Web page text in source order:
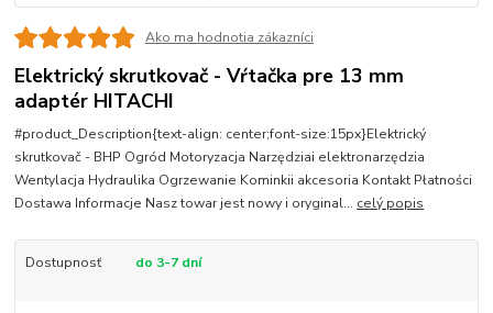
Ako ma hodnotia zákazníci
Elektrický skrutkovač - Vŕtačka pre 13 mm
adaptér HITACHI
#product_Description{text-align: center;font-size:15px}Elektrický
skrutkovač - BHP Ogród Motoryzacja Narzędziai elektronarzędzia
Wentylacja Hydraulika Ogrzewanie Kominkii akcesoria Kontakt Płatności
Dostawa Informacje Nasz towar jest nowy i oryginal... celý popis
Dostupnosť do 3-7 dní